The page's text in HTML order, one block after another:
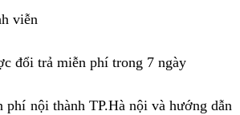
viễn
trả miễn phí trong 7 ngày
nội thành TP.Hà nội và hướng dẫn